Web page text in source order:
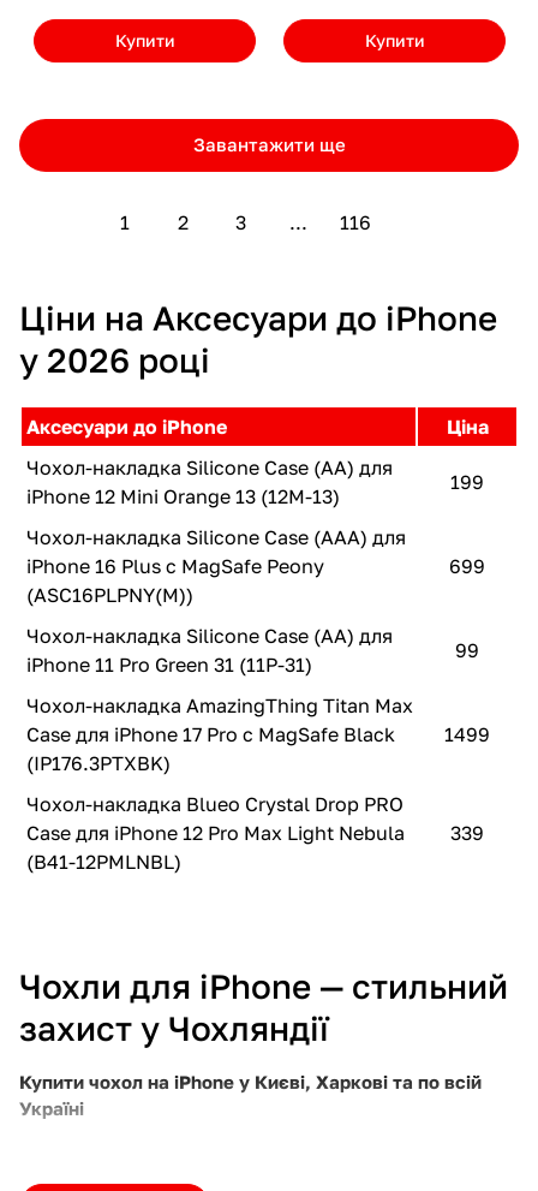
Купити Купити
Завантажити ще
1 2 3 ... 116
Ціни на Аксесуари до iPhone
у 2026 році
Аксесуари до iPhone
Ціна
Чохол-накладка Silicone Case (AA) для
iPhone 12 Mini Orange 13 (12M-13)
199
Чохол-накладка Silicone Case (AAA) для
iPhone 16 Plus с MagSafe Peony
(ASC16PLPNY(M))
699
Чохол-накладка Silicone Case (AA) для
iPhone 11 Pro Green 31 (11P-31)
99
Чохол-накладка AmazingThing Titan Max
Case для iPhone 17 Pro с MagSafe Black
(IP176.3PTXBK)
1499
Чохол-накладка Blueo Crystal Drop PRO
Case для iPhone 12 Pro Max Light Nebula
(B41-12PMLNBL)
339
Чохли для iPhone — стильний
захист у Чохляндії
Купити чохол на iPhone у Києві, Харкові та по всій
Україні